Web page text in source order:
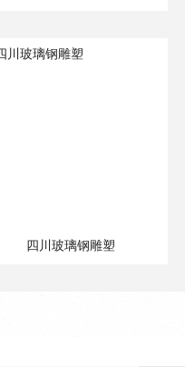
四川玻璃钢雕塑